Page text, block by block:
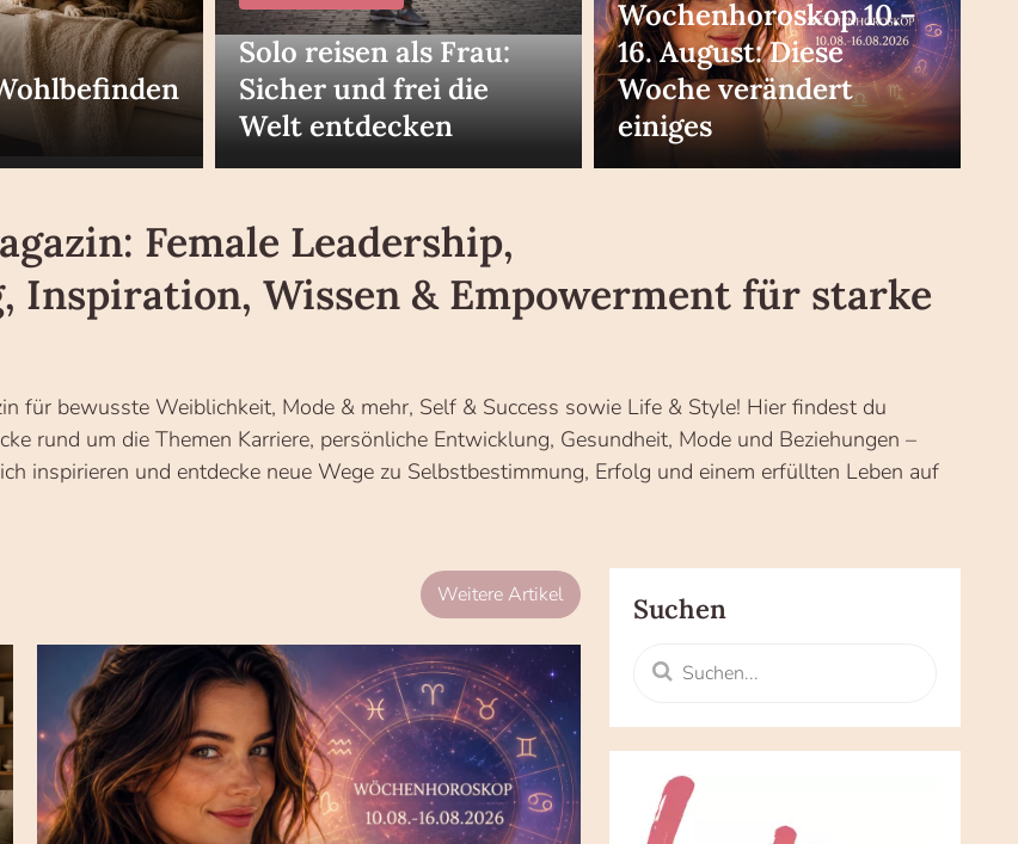
Wochenhoroskop 10.–
16. August: Diese
Woche verändert
einiges
Solo reisen als Frau:
Sicher und frei die
Welt entdecken
Female Leadership,
Wissen & Empowerment für starke
für bewusste Weiblichkeit, Mode & mehr, Self & Success sowie Life & Style! Hier findest du
rund um die Themen Karriere, persönliche Entwicklung, Gesundheit, Mode und Beziehungen –
inspirieren und entdecke neue Wege zu Selbstbestimmung, Erfolg und einem erfüllten Leben auf
Weitere Artikel Suchen